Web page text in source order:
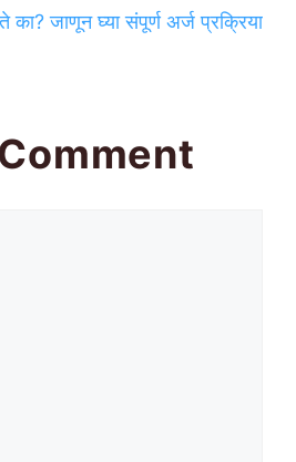
का? जाणून घ्या संपूर्ण अर्ज प्रक्रिया